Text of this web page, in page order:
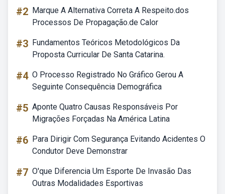
#2 Marque A Alternativa Correta A Respeito.dos
Processos De Propagação.de Calor
#3 Fundamentos Teóricos Metodológicos Da
Proposta Curricular De Santa Catarina.
#4 O Processo Registrado No Gráfico Gerou A
Seguinte Consequência Demográfica
#5 Aponte Quatro Causas Responsáveis Por
Migrações Forçadas Na América Latina
#6 Para Dirigir Com Segurança Evitando Acidentes O
Condutor Deve Demonstrar
#7 O'que Diferencia Um Esporte De Invasão Das
Outras Modalidades Esportivas